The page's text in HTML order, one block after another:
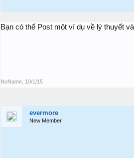
Bạn có thể Post một ví dụ về lý thuyết
NoName 10/1/15
evermore
New Member